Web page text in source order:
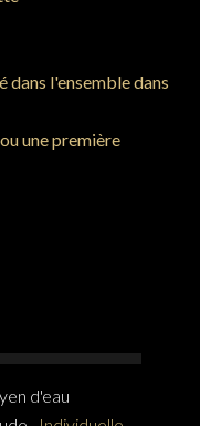
l'ensemble dans
une première
d'eau